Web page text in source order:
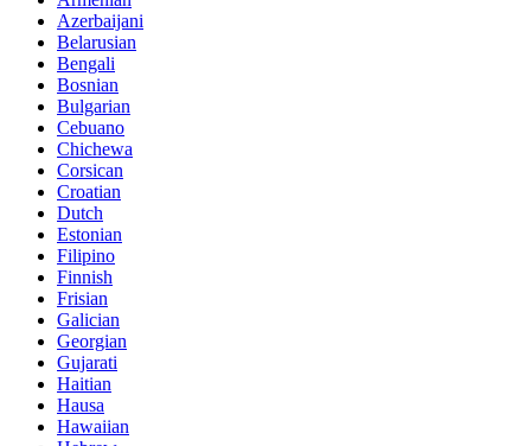
Azerbaijani
Belarusian
Bengali
Bosnian
Bulgarian
Cebuano
Chichewa
Corsican
Croatian
Dutch
Estonian
Filipino
Finnish
Frisian
Galician
Georgian
Gujarati
Haitian
Hausa
Hawaiian